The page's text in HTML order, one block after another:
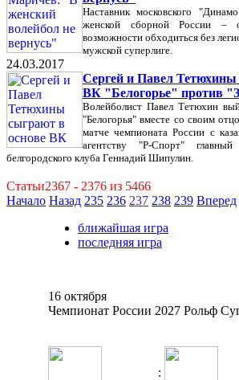
Наставник московского
женской сборной России
возможности обходиться без
мужской суперлиге.
24.03.2017
Сергей и Павел Тетюхины
ВК "Белогорье" против
Волейболист Павел Тетюхин
"Белогорья" вместе со своим
матче чемпионата России с
агентству "Р-Спорт"
белгородского клуба Геннадий Шипулин.
Статьи2367 - 2376 из 5466
Начало Назад 235 236 237 238 239 Вперед
ближайшая игра
последняя игра
16 октября
Чемпионат России 2027 Рольф
: